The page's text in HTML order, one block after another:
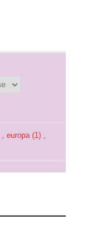
, europa (1) ,